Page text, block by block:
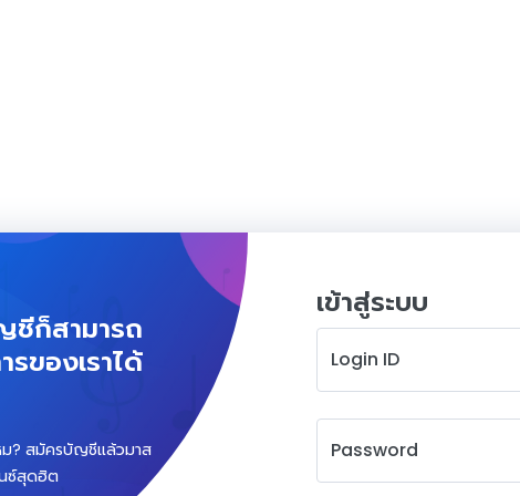
เข้าสู่ระบบ
Login ID
Password
ชีก็สามารถ
รของเราได้
ม? สมัครบัญชีแล้วมาส
ซ์สุดฮิต